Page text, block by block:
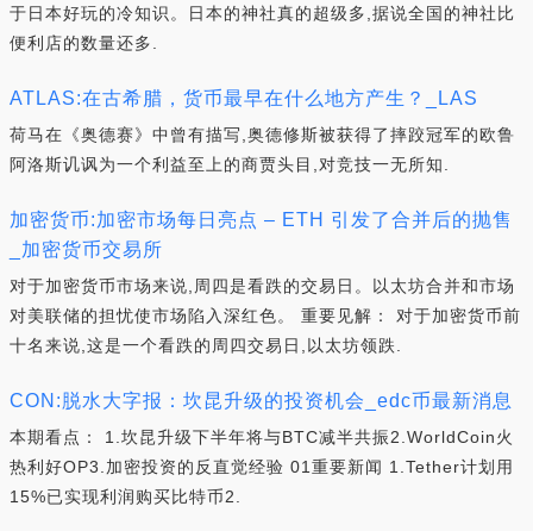
于日本好玩的冷知识。日本的神社真的超级多,据说全国的神社比
便利店的数量还多.
ATLAS:在古希腊，货币最早在什么地方产生？_LAS
荷马在《奥德赛》中曾有描写,奥德修斯被获得了摔跤冠军的欧鲁
阿洛斯讥讽为一个利益至上的商贾头目,对竞技一无所知.
加密货币:加密市场每日亮点 – ETH 引发了合并后的抛售
_加密货币交易所
对于加密货币市场来说,周四是看跌的交易日。以太坊合并和市场
对美联储的担忧使市场陷入深红色。 重要见解： 对于加密货币前
十名来说,这是一个看跌的周四交易日,以太坊领跌.
CON:脱水大字报：坎昆升级的投资机会_edc币最新消息
本期看点： 1.坎昆升级下半年将与BTC减半共振2.WorldCoin火
热利好OP3.加密投资的反直觉经验 01重要新闻 1.Tether计划用
15%已实现利润购买比特币2.